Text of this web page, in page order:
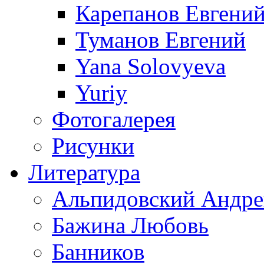
Карепанов
Туманов Евгений
Yana Solovyeva
Yuriy
Фотогалерея
Рисунки
Литература
Альпидовский
Бажина Любовь
Банников